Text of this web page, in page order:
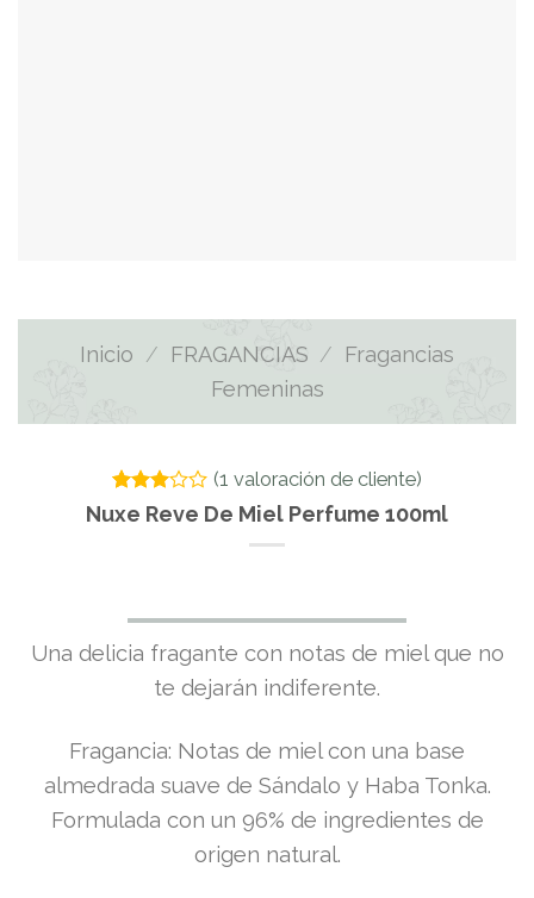
Inicio / FRAGANCIAS /
Fragancias
Femeninas
Valorado
con
1
valoración
de un
cliente
(1 valoración de cliente)
Nuxe Reve De Miel Perfume 100ml
Una delicia fragante con notas de miel que no
te dejarán indiferente.
Fragancia: Notas de miel con una base
almedrada suave de Sándalo y Haba Tonka.
Formulada con un 96% de ingredientes de
origen natural.